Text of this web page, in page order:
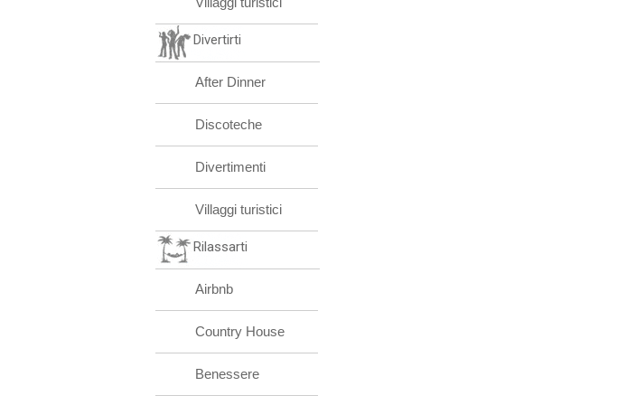
Divertirti
After Dinner
Discoteche
Divertimenti
Villaggi turistici
Rilassarti
Airbnb
Country House
Benessere